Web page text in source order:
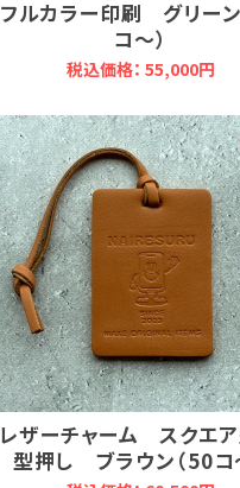
フルカラー印刷 グリー
コ～）
税込価格： 55,000円
レザーチャーム スクエ
型押し ブラウン（50コ